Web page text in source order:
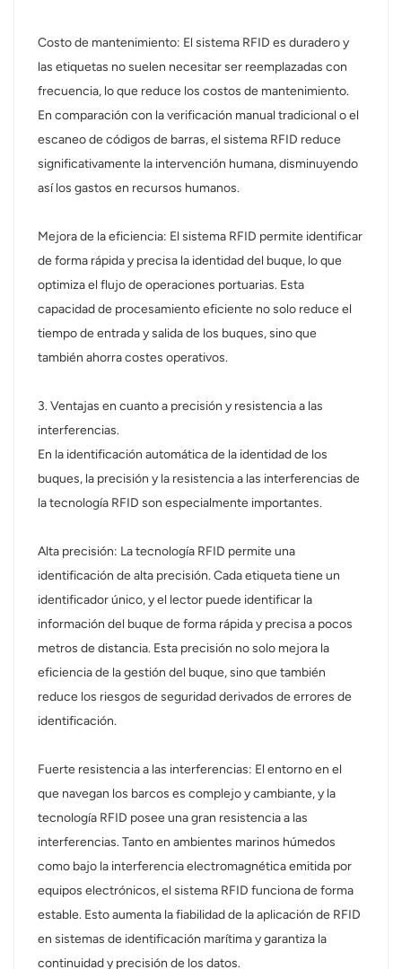
Costo de mantenimiento: El sistema RFID es duradero y
las etiquetas no suelen necesitar ser reemplazadas con
frecuencia, lo que reduce los costos de mantenimiento.
En comparación con la verificación manual tradicional o el
escaneo de códigos de barras, el sistema RFID reduce
significativamente la intervención humana, disminuyendo
así los gastos en recursos humanos.
Mejora de la eficiencia: El sistema RFID permite identificar
de forma rápida y precisa la identidad del buque, lo que
optimiza el flujo de operaciones portuarias. Esta
capacidad de procesamiento eficiente no solo reduce el
tiempo de entrada y salida de los buques, sino que
también ahorra costes operativos.
3. Ventajas en cuanto a precisión y resistencia a las
interferencias.
En la identificación automática de la identidad de los
buques, la precisión y la resistencia a las interferencias de
la tecnología RFID son especialmente importantes.
Alta precisión: La tecnología RFID permite una
identificación de alta precisión. Cada etiqueta tiene un
identificador único, y el lector puede identificar la
información del buque de forma rápida y precisa a pocos
metros de distancia. Esta precisión no solo mejora la
eficiencia de la gestión del buque, sino que también
reduce los riesgos de seguridad derivados de errores de
identificación.
Fuerte resistencia a las interferencias: El entorno en el
que navegan los barcos es complejo y cambiante, y la
tecnología RFID posee una gran resistencia a las
interferencias. Tanto en ambientes marinos húmedos
como bajo la interferencia electromagnética emitida por
equipos electrónicos, el sistema RFID funciona de forma
estable. Esto aumenta la fiabilidad de la aplicación de RFID
en sistemas de identificación marítima y garantiza la
continuidad y precisión de los datos.